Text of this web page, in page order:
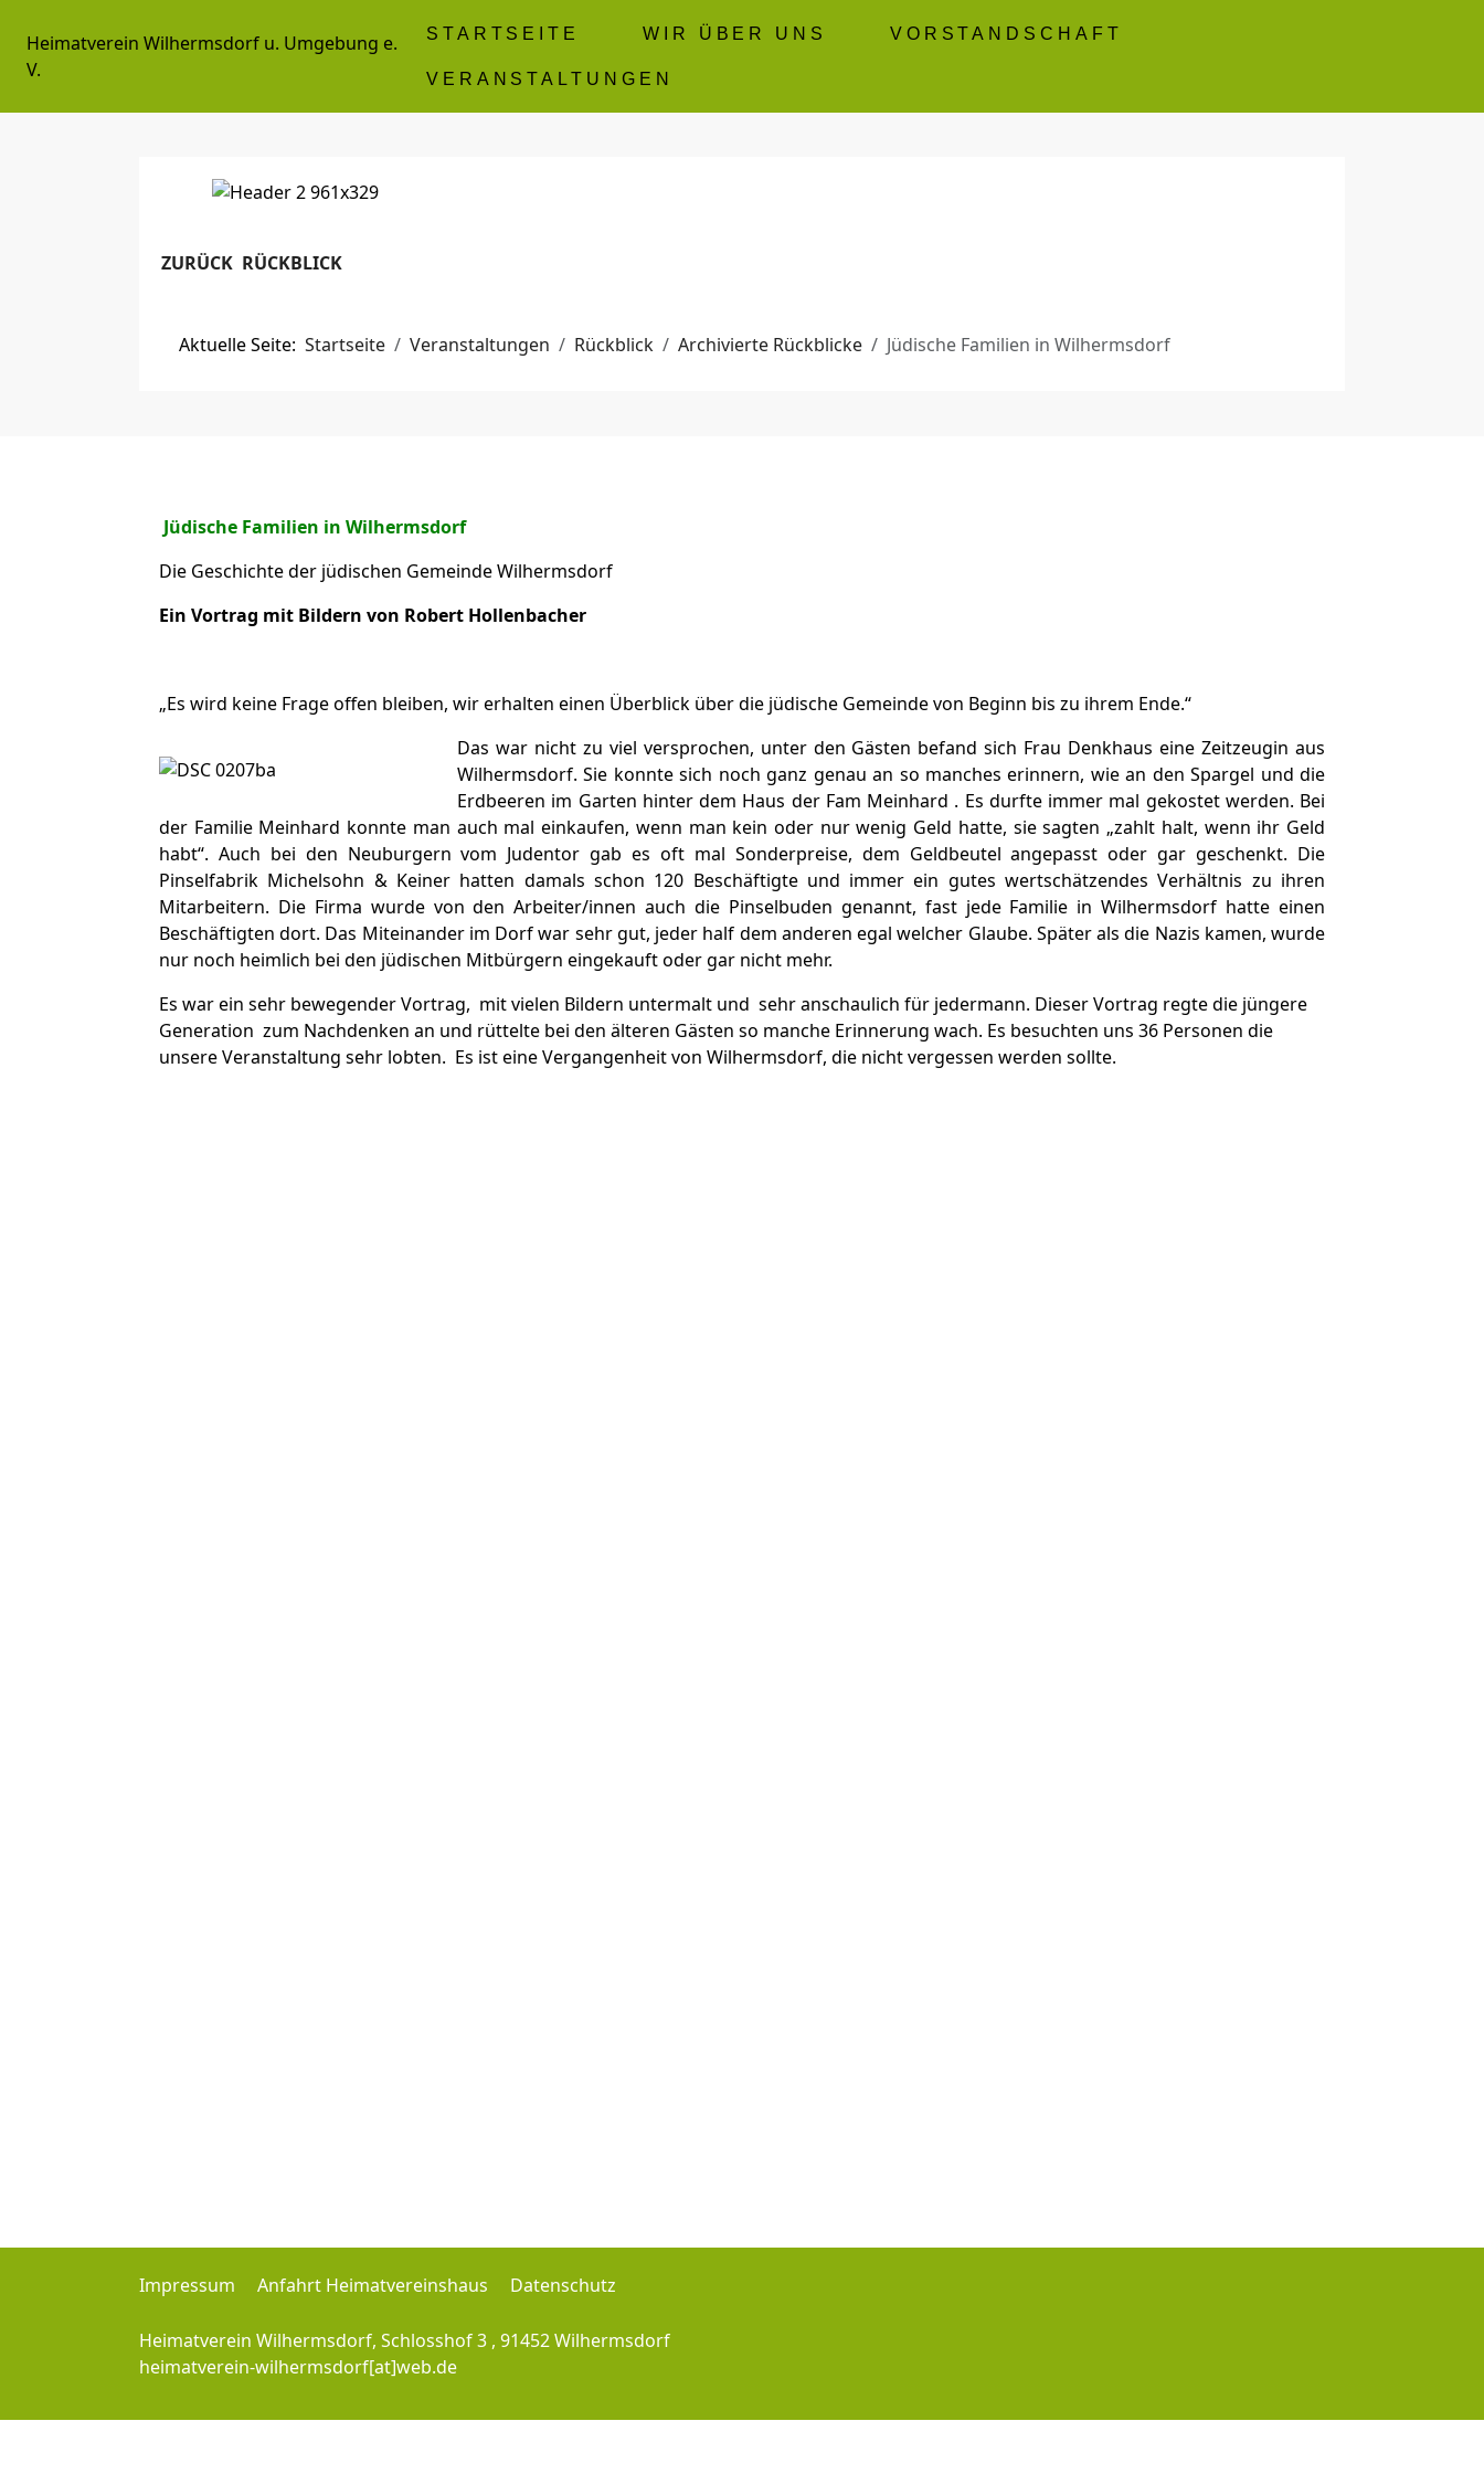
Heimatverein Wilhermsdorf u. Umgebung e.
V.
STARTSEITE WIR ÜBER UNS VORSTANDSCHAFT
VERANSTALTUNGEN
ZURÜCK RÜCKBLICK
Aktuelle Seite: Startseite Veranstaltungen Rückblick Archivierte Rückblicke Jüdische Familien in Wilhermsdorf
Jüdische Familien in Wilhermsdorf
Die Geschichte der jüdischen Gemeinde Wilhermsdorf
Ein Vortrag mit Bildern von Robert Hollenbacher
„Es wird keine Frage offen bleiben, wir erhalten einen Überblick über die jüdische Gemeinde von Beginn bis zu ihrem Ende.“
Das war nicht zu viel versprochen, unter den Gästen befand sich Frau Denkhaus eine Zeitzeugin aus
Wilhermsdorf. Sie konnte sich noch ganz genau an so manches erinnern, wie an den Spargel und die
Erdbeeren im Garten hinter dem Haus der Fam Meinhard . Es durfte immer mal gekostet werden. Bei
der Familie Meinhard konnte man auch mal einkaufen, wenn man kein oder nur wenig Geld hatte, sie sagten „zahlt halt, wenn ihr Geld
habt“. Auch bei den Neuburgern vom Judentor gab es oft mal Sonderpreise, dem Geldbeutel angepasst oder gar geschenkt. Die
Pinselfabrik Michelsohn & Keiner hatten damals schon 120 Beschäftigte und immer ein gutes wertschätzendes Verhältnis zu ihren
Mitarbeitern. Die Firma wurde von den Arbeiter/innen auch die Pinselbuden genannt, fast jede Familie in Wilhermsdorf hatte einen
Beschäftigten dort. Das Miteinander im Dorf war sehr gut, jeder half dem anderen egal welcher Glaube. Später als die Nazis kamen, wurde
nur noch heimlich bei den jüdischen Mitbürgern eingekauft oder gar nicht mehr.
Es war ein sehr bewegender Vortrag, mit vielen Bildern untermalt und sehr anschaulich für jedermann. Dieser Vortrag regte die jüngere
Generation zum Nachdenken an und rüttelte bei den älteren Gästen so manche Erinnerung wach. Es besuchten uns 36 Personen die
unsere Veranstaltung sehr lobten. Es ist eine Vergangenheit von Wilhermsdorf, die nicht vergessen werden sollte.
Impressum Anfahrt Heimatvereinshaus Datenschutz
Heimatverein Wilhermsdorf, Schlosshof 3 , 91452 Wilhermsdorf
heimatverein-wilhermsdorf[at]web.de